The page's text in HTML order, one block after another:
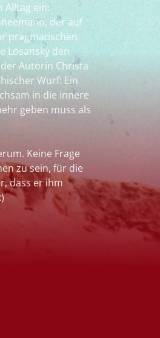
Alltag ein:
der auf
pragmatischen
Losansky den
Autorin Christa
Wurf: Ein
in die innere
geben muss als
Keine Frage
zu sein, für die
dass er ihm